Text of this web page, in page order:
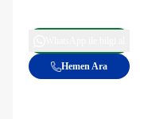
Hemen Ara